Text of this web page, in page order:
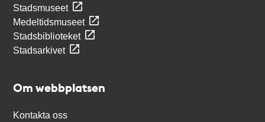
Stadsmuseet
Medeltidsmuseet
Stadsbiblioteket
Stadsarkivet
Om webbplatsen
Kontakta oss